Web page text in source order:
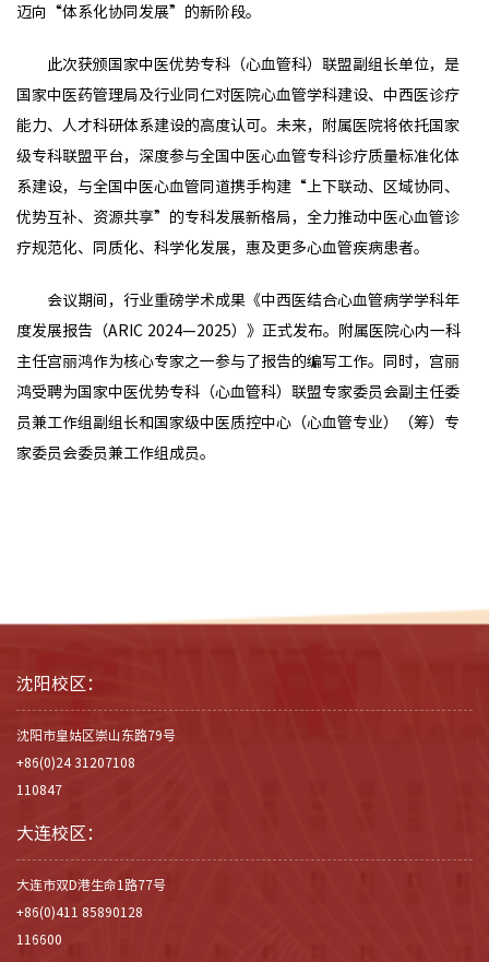
迈向“体系化协同发展”的新阶段。
此次获颁国家中医优势专科（心血管科）联盟副组长单位，是
国家中医药管理局及行业同仁对医院心血管学科建设、中西医诊疗
能力、人才科研体系建设的高度认可。未来，附属医院将依托国家
级专科联盟平台，深度参与全国中医心血管专科诊疗质量标准化体
系建设，与全国中医心血管同道携手构建“上下联动、区域协同、
优势互补、资源共享”的专科发展新格局，全力推动中医心血管诊
疗规范化、同质化、科学化发展，惠及更多心血管疾病患者。
会议期间，行业重磅学术成果《中西医结合心血管病学学科年
度发展报告（ARIC 2024—2025）》正式发布。附属医院心内一科
主任宫丽鸿作为核心专家之一参与了报告的编写工作。同时，宫丽
鸿受聘为国家中医优势专科（心血管科）联盟专家委员会副主任委
员兼工作组副组长和国家级中医质控中心（心血管专业）（筹）专
家委员会委员兼工作组成员。
沈阳校区：
沈阳市皇姑区崇山东路79号
+86(0)24 31207108
110847
大连校区：
大连市双D港生命1路77号
+86(0)411 85890128
116600